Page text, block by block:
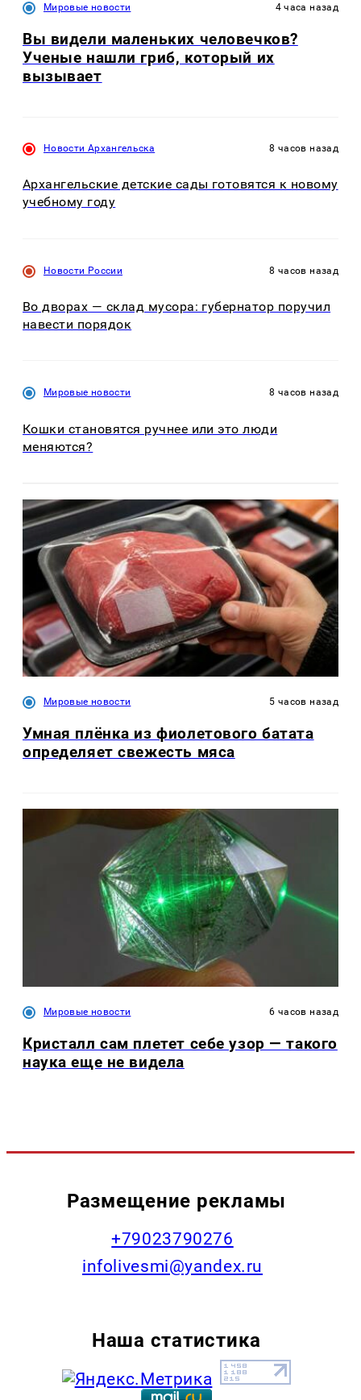
Мировые новости 4 часа назад
Вы видели маленьких человечков?
Ученые нашли гриб, который их
вызывает
Новости Архангельска 8 часов назад
Архангельские детские сады готовятся к новому
учебному году
Новости России 8 часов назад
Во дворах — склад мусора: губернатор поручил
навести порядок
Мировые новости 8 часов назад
Кошки становятся ручнее или это люди
меняются?
Мировые новости 5 часов назад
Умная плёнка из фиолетового батата
определяет свежесть мяса
Мировые новости 6 часов назад
Кристалл сам плетет себе узор — такого
наука еще не видела
Размещение рекламы
+79023790276
infolivesmi@yandex.ru
Наша статистика